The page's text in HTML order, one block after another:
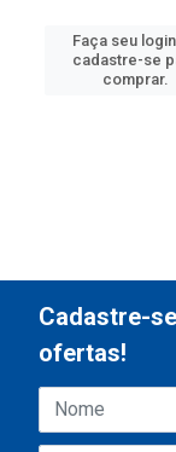
Faça seu
cadastre-se
comprar.
Cadastre-
ofertas!